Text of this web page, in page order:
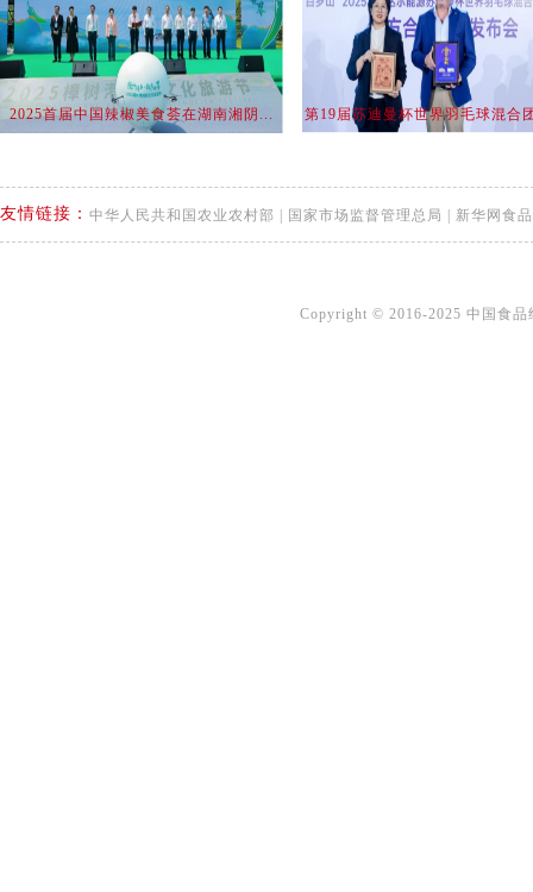
2025首届中国辣椒美食荟在湖南湘阴... 第19届苏迪曼杯世界羽毛球混合
友情链接： 中华人民共和国农业农村部 国家市场监督管理总局 新华网食品
Copyright © 2016-2025 中国食